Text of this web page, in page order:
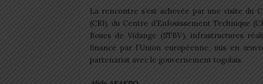
La rencontre s’est achevée par une visite du
(CRI), du Centre d’Enfouissement Technique
Boues de Vidange (STBV), infrastructures
financé par l’Union européenne, mis en
partenariat avec le gouvernement togolais.